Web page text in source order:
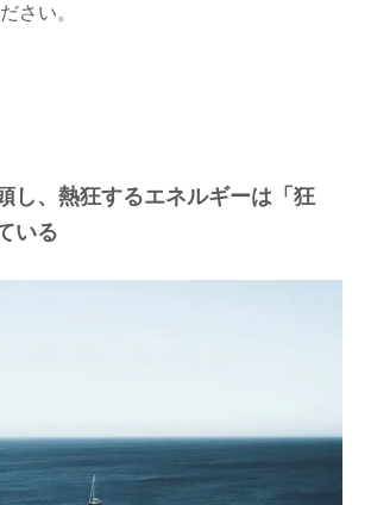
さい。
し、熱狂するエネルギーは「狂
いる